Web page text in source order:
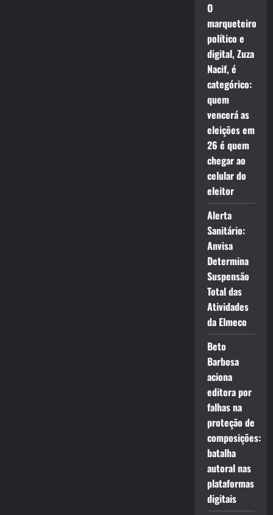
O
marqueteiro
político e
digital, Zuza
Nacif, é
categórico:
quem
vencerá as
eleições em
26 é quem
chegar ao
celular do
eleitor
Alerta
Sanitário:
Anvisa
Determina
Suspensão
Total das
Atividades
da Elmeco
Beto
Barbosa
aciona
editora por
falhas na
proteção de
composições:
batalha
autoral nas
plataformas
digitais